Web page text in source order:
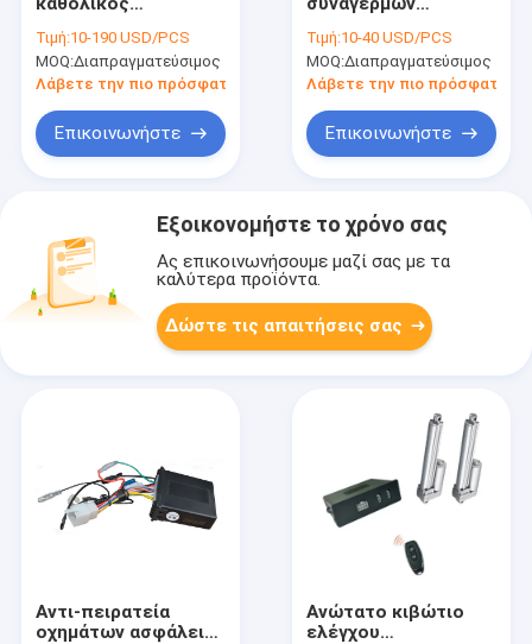
στάθμευσης
σειρήνων, 4
αισθητήρες 4m
αντίστροφοι
αισθητήρες
Τιμή:10-190 USD/PCS
MOQ:Διαπραγματεύσιμος
Λάβετε την πιο πρόσφατη τιμή
Επικοινωνήστε
σύστημα
συναγερμών
μοτοσικλετών
Τιμή:10-40 USD/PCS
MOQ:Διαπραγματεύσιμος
Λάβετε την πιο πρόσφατη
Επικοινωνήστε
Εξοικονομήστε το χρόνο σας
Ας επικοινωνήσουμε μαζί σας με τα
καλύτερα προϊόντα.
Δώστε τις απαιτήσεις σας
Αντι-πειρατεία
οχημάτων ασφάλειας
Ανώτατο κιβώτιο
ελέγχου